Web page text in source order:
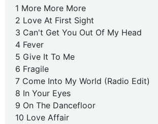
1 More More More
2 Love At First Sight
3 Can't Get You Out Of My Head
4 Fever
5 Give It To Me
6 Fragile
7 Come Into My World (Radio Edit)
8 In Your Eyes
9 On The Dancefloor
10 Love Affair